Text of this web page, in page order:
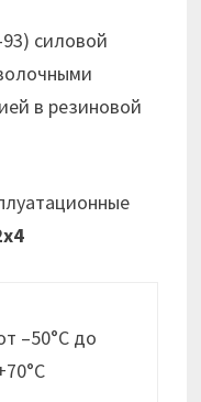
силовой
в резиновой
–50°С до